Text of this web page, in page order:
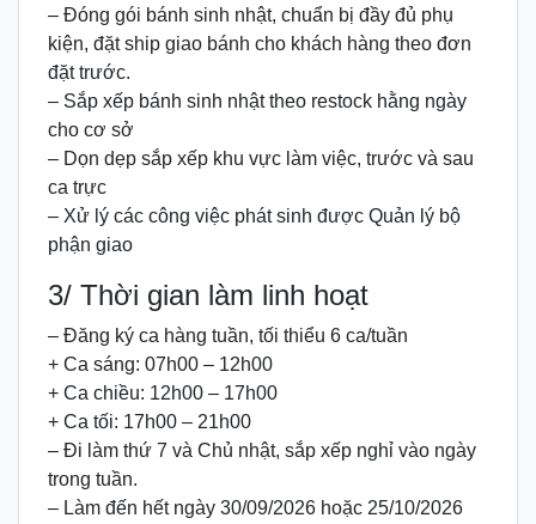
– Đóng gói bánh sinh nhật, chuẩn bị đầy đủ phụ
kiện, đặt ship giao bánh cho khách hàng theo đơn
đặt trước.
– Sắp xếp bánh sinh nhật theo restock hằng ngày
cho cơ sở
– Dọn dẹp sắp xếp khu vực làm việc, trước và sau
ca trực
– Xử lý các công việc phát sinh được Quản lý bộ
phận giao
3/ Thời gian làm linh hoạt
– Đăng ký ca hàng tuần, tối thiểu 6 ca/tuần
+ Ca sáng: 07h00 – 12h00
+ Ca chiều: 12h00 – 17h00
+ Ca tối: 17h00 – 21h00
– Đi làm thứ 7 và Chủ nhật, sắp xếp nghỉ vào ngày
trong tuần.
– Làm đến hết ngày 30/09/2026 hoặc 25/10/2026